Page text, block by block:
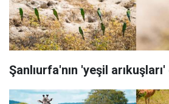
Şanlıurfa'nın 'yeşil